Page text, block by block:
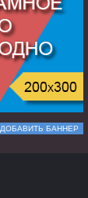
ДОБАВИТЬ БАННЕР